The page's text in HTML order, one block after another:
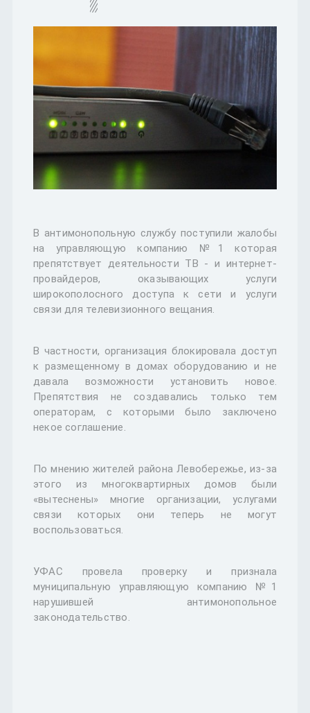
В антимонопольную службу поступили жалобы
на управляющую компанию №1 которая
препятствует деятельности ТВ - и интернет-
провайдеров, оказывающих услуги
широкополосного доступа к сети и услуги
связи для телевизионного вещания.
В частности, организация блокировала доступ
к размещенному в домах оборудованию и не
давала возможности установить новое.
Препятствия не создавались только тем
операторам, с которыми было заключено
некое соглашение.
По мнению жителей района Левобережье, из-за
этого из многоквартирных домов были
«вытеснены» многие организации, услугами
связи которых они теперь не могут
воспользоваться.
УФАС провела проверку и признала
муниципальную управляющую компанию №1
нарушившей антимонопольное
законодательство.